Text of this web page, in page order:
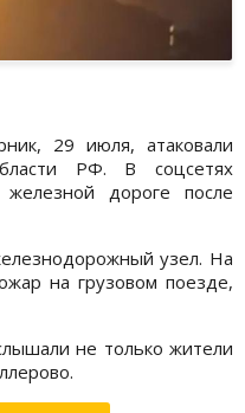
29 июля, атаковали
РФ. В соцсетях
дороге после
узел. На
на грузовом поезде,
не только жители